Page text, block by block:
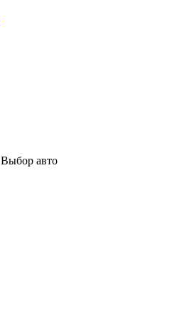
Выбор авто